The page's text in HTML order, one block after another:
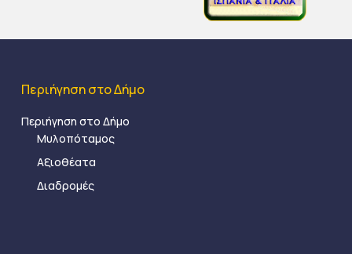
Περιήγηση στο Δήμο
Περιήγηση στο Δήμο
Μυλοπόταμος
Αξιοθέατα
Διαδρομές